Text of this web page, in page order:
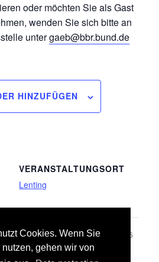
Cookies. Wenn Sie
gehen wir von
oder möchten Sie als Gast
wenden Sie sich bitte an
untergaeb@bbr.bund.de
HINZUFÜGEN
VERANSTALTUNGSORT
Lenting
Leistungsbereich 016
Zimmer- und
Holzarbeiten